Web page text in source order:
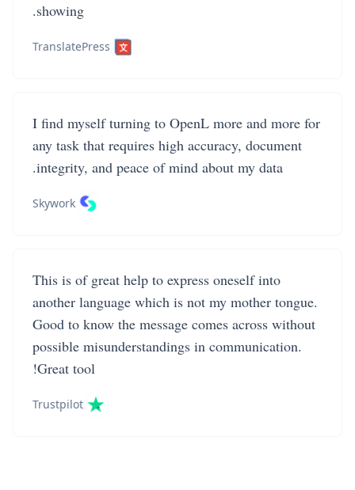
showing.
TranslatePress
I find myself turning to OpenL more and more for
any task that requires high accuracy, document
integrity, and peace of mind about my data.
Skywork
This is of great help to express oneself into
another language which is not my mother tongue.
Good to know the message comes across without
possible misunderstandings in communication.
Great tool!
Trustpilot